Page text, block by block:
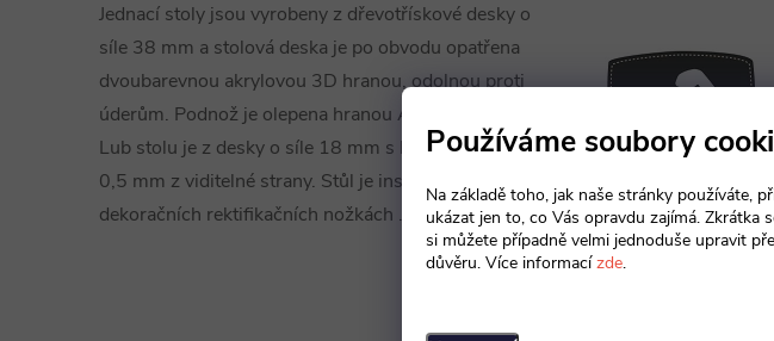
Používáme soubory
Na základě toho, jak naše stránky používáte,
ukázat jen to, co Vás opravdu zajímá. Zkrátka
si můžete případně velmi jednoduše upravit
důvěru. Více informacízde.
Jednací stoly jsou vyrobeny z dřevotřískové desky o
síle 38 mm a stolová deska je po obvodu opatřena
dvoubarevnou akrylovou 3D hranou, odolnou proti
úderům. Podnož je olepena hranou ABS o síle 2 mm.
Lub stolu je z desky o síle 18 mm s hranou ABS o síle
0,5 mm z viditelné strany. Stůl je instalován na
dekoračních rektifikačních nožkách .